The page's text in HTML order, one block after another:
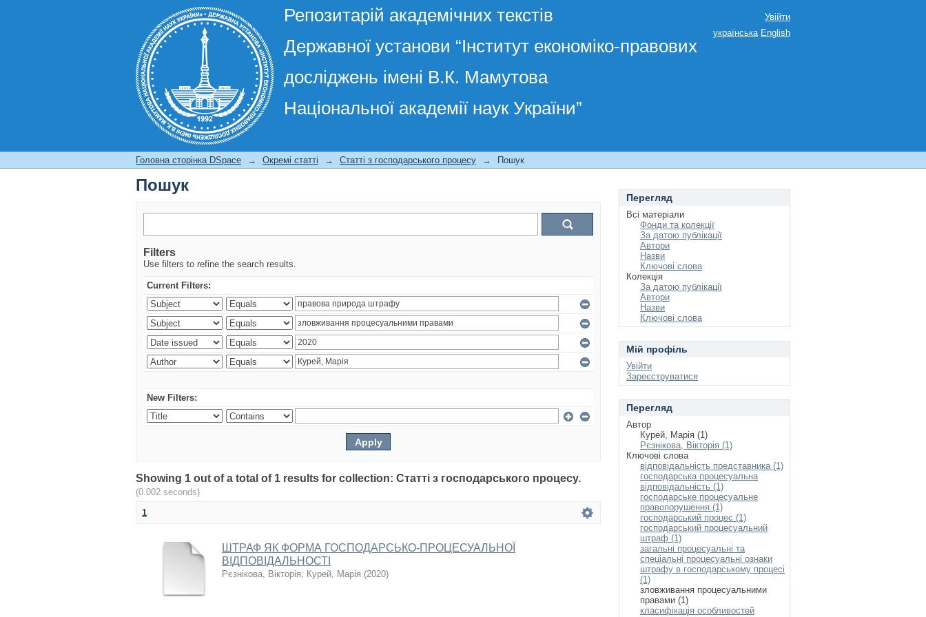
Репозитарій академічних текстів
Державної установи “Інститут економіко-правових
досліджень імені В.К. Мамутова
Національної академії наук України”
Пошук
Увійти
українська English
Головна сторінка DSpace → Окремі статті → Статті з господарського процесу → Пошук
Пошук
Filters
Use filters to refine the search results.
Current Filters:
New Filters:
Showing 1 out of a total of 1 results for collection: Статті з господарського процесу.
(0.002 seconds)
1
ШТРАФ ЯК ФОРМА ГОСПОДАРСЬКО-ПРОЦЕСУАЛЬНОЇ
ВІДПОВІДАЛЬНОСТІ
Рєзнікова, Вікторія; Курей, Марія (2020)
Перегляд
Всі матеріали
Фонди та колекції
За датою публікації
Автори
Назви
Ключові слова
Колекція
За датою публікації
Автори
Назви
Ключові слова
Мій профіль
Увійти
Зареєструватися
Перегляд
Автор
Курей, Марія (1)
Рєзнікова, Вікторія (1)
Ключові слова
відповідальність представника (1)
господарська процесуальна
відповідальність (1)
господарське процесуальне
правопорушення (1)
господарський процес (1)
господарський процесуальний
штраф (1)
загальні процесуальні та
спеціальні процесуальні ознаки
штрафу в господарському процесі
(1)
зловживання процесуальними
правами (1)
класифікація особливостей